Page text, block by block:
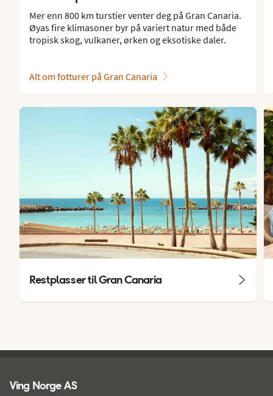
Mer enn 800 km turstier venter deg på Gran Canaria.
Øyas fire klimasoner byr på variert natur med både
tropisk skog, vulkaner, ørken og eksotiske daler.
Alt om fotturer på Gran Canaria
Restplasser til Gran Canaria
Ving Norge AS